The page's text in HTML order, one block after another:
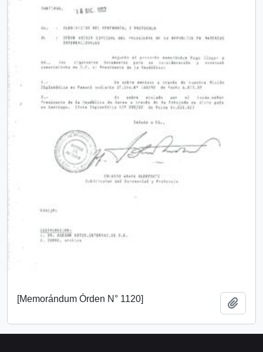
[Memorándum Órden N° 1120]